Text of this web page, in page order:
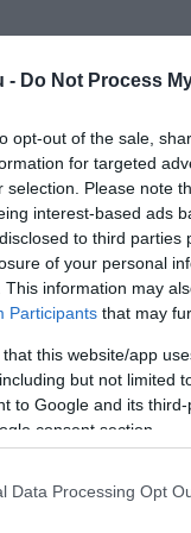
- Do Not Process
opt-out of the sale,
for targeted
selection. Please note
interest-based ads
to third
of your personal
This information may
Participants that may
that this website/app
but not limited
to Google and its
consent section.
Data Processing Opt
a hétfői 3
A
euró
A
igénye állhat.